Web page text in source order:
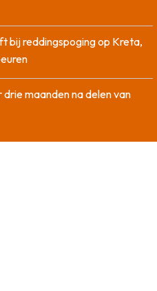
bij reddingspoging op Kreta,
drie maanden na delen van